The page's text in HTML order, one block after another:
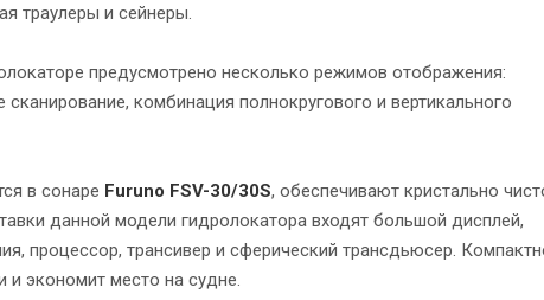
траулеры и сейнеры.
предусмотрено несколько режимов отображения:
комбинация полнокругового и вертикального
в сонаре Furuno FSV-30/30S, обеспечивают кристально
данной модели гидролокатора входят большой дисплей,
процессор, трансивер и сферический трансдьюсер.
и экономит место на судне.